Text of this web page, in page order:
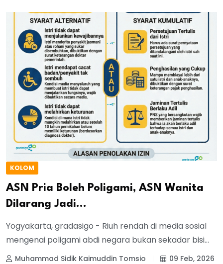
KOLOM
ASN Pria Boleh Poligami, ASN Wanita
Dilarang Jadi...
Yogyakarta, gradasigo - Riuh rendah di media sosial
mengenai poligami abdi negara bukan sekadar bisi...
Muhammad Sidik Kaimuddin Tomsio 09 Feb, 2026